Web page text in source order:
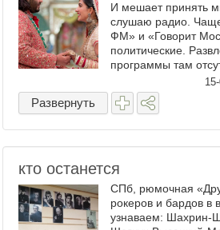
И мешает принять
слушаю радио. Чаще
ФМ» и «Говорит
политические.
программы там
лучший формат у
был у «Эха Москвы»,
Развернуть
кто останется
СПб, рюмочная
рокеров и бардов в
узнаваем: Шахрин-